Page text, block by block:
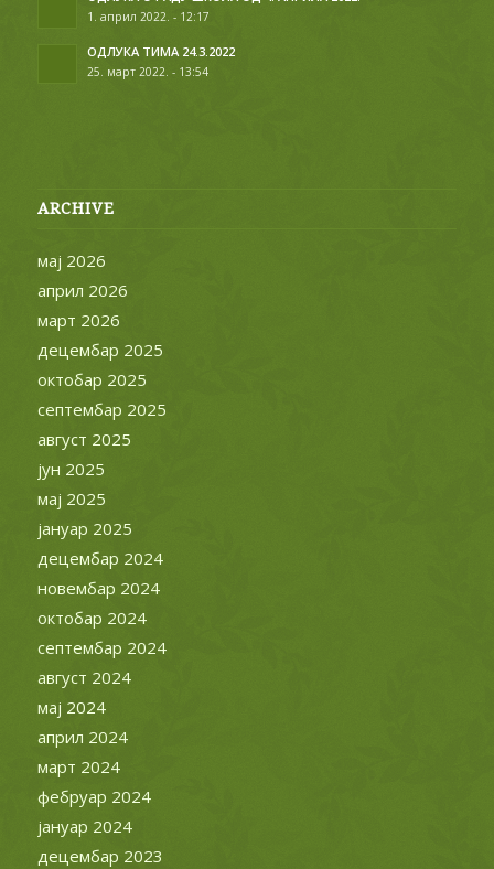
1. април 2022. - 12:17
ОДЛУКА ТИМА 24.3.2022
25. март 2022. - 13:54
ARCHIVE
мај 2026
април 2026
март 2026
децембар 2025
октобар 2025
септембар 2025
август 2025
јун 2025
мај 2025
јануар 2025
децембар 2024
новембар 2024
октобар 2024
септембар 2024
август 2024
мај 2024
април 2024
март 2024
фебруар 2024
јануар 2024
децембар 2023